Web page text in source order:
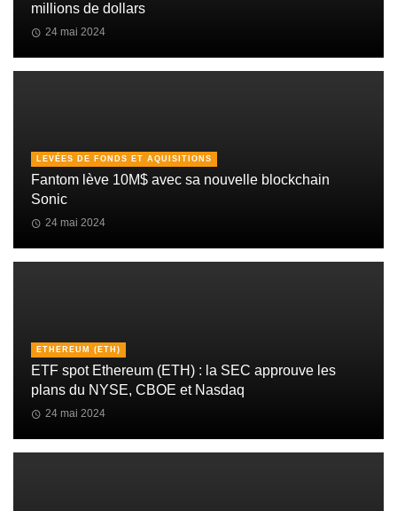
millions de dollars
24 mai 2024
LEVÉES DE FONDS ET AQUISITIONS
Fantom lève 10M$ avec sa nouvelle blockchain
Sonic
24 mai 2024
ETHEREUM (ETH)
ETF spot Ethereum (ETH) : la SEC approuve les
plans du NYSE, CBOE et Nasdaq
24 mai 2024